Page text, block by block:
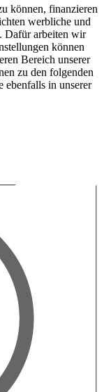
können, finanzieren
werbliche und
Dafür arbeiten wir
können
Bereich unserer
zu den folgenden
ebenfalls in unserer